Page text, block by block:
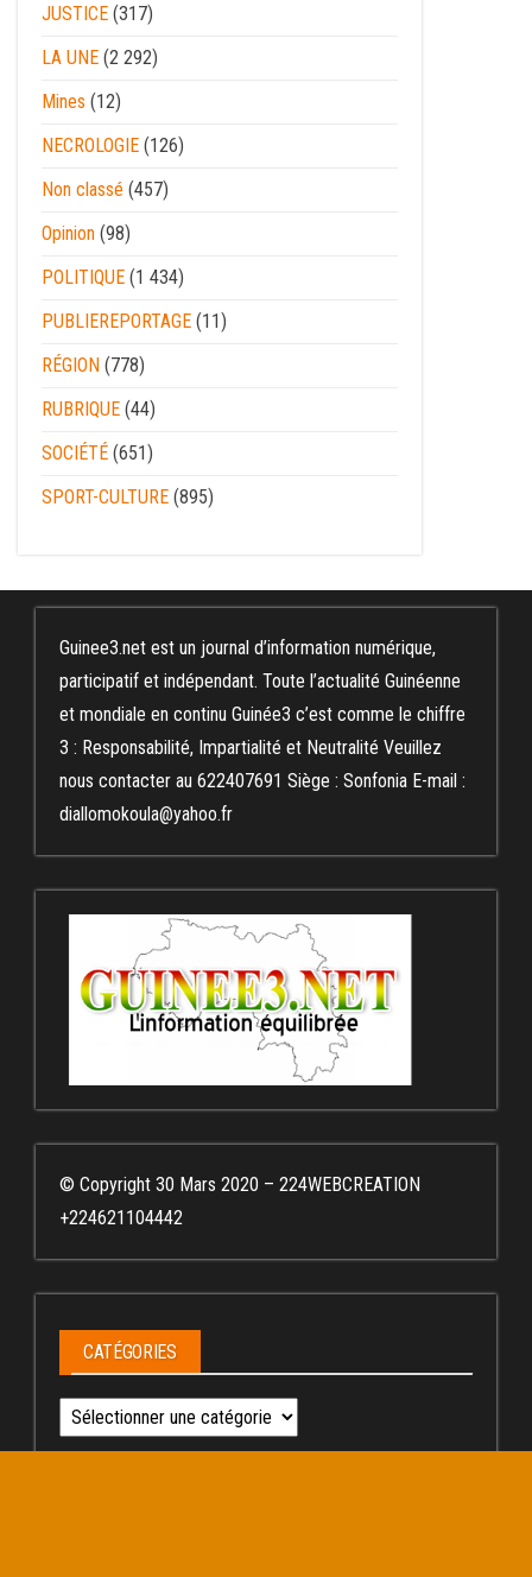
JUSTICE (317)
LA UNE (2 292)
Mines (12)
NECROLOGIE (126)
Non classé (457)
Opinion (98)
POLITIQUE (1 434)
PUBLIEREPORTAGE (11)
RÉGION (778)
RUBRIQUE (44)
SOCIÉTÉ (651)
SPORT-CULTURE (895)
Guinee3.net est un journal d’information numérique,
participatif et indépendant. Toute l’actualité Guinéenne
et mondiale en continu Guinée3 c’est comme le chiffre
3 : Responsabilité, Impartialité et Neutralité Veuillez
nous contacter au 622407691 Siège : Sonfonia E-mail :
diallomokoula@yahoo.fr
© Copyright 30 Mars 2020 – 224WEBCREATION
+224621104442
CATÉGORIES
Catégories